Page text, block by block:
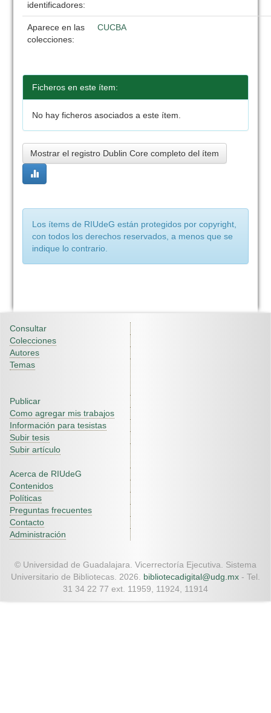
identificadores:
Aparece en las
colecciones:
CUCBA
Ficheros en este ítem:
No hay ficheros asociados a este ítem.
Mostrar el registro Dublin Core completo del ítem
Los ítems de RIUdeG están protegidos por copyright,
con todos los derechos reservados, a menos que se
indique lo contrario.
Consultar
Colecciones
Autores
Temas
Publicar
Como agregar mis trabajos
Información para tesistas
Subir tesis
Subir artículo
Acerca de RIUdeG
Contenidos
Políticas
Preguntas frecuentes
Contacto
Administración
© Universidad de Guadalajara. Vicerrectoría Ejecutiva. Sistema
Universitario de Bibliotecas. 2026. bibliotecadigital@udg.mx - Tel.
31 34 22 77 ext. 11959, 11924, 11914